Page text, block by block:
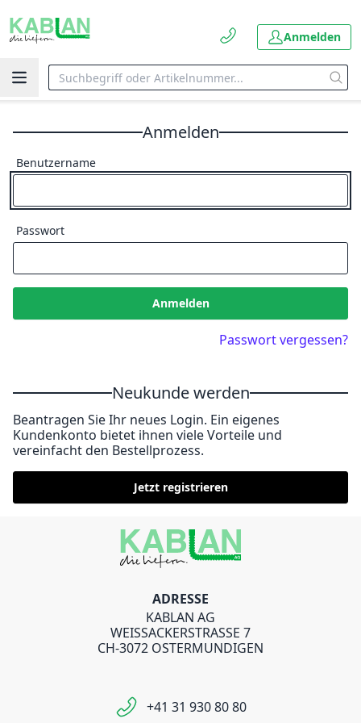
Anmelden
Anmelden
Benutzername
Passwort
Anmelden
Passwort vergessen?
Neukunde werden
Beantragen Sie Ihr neues Login. Ein eigenes
Kundenkonto bietet ihnen viele Vorteile und
vereinfacht den Bestellprozess.
Jetzt registrieren
ADRESSE
KABLAN AG
WEISSACKERSTRASSE 7
CH-3072 OSTERMUNDIGEN
+41 31 930 80 80